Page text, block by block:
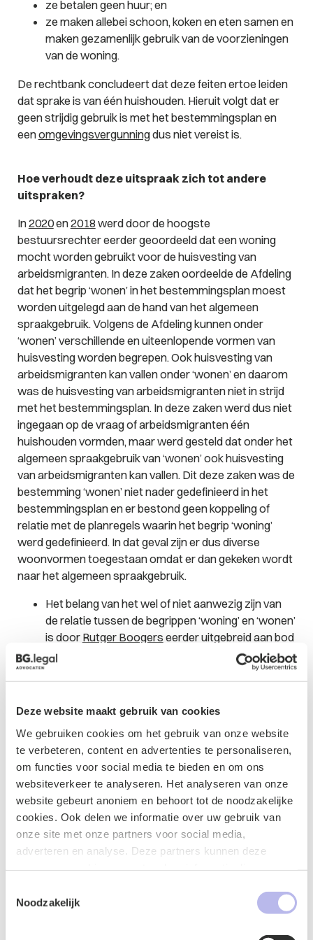
Deze website maakt gebruik van cookies
We gebruiken cookies om het gebruik van onze website
te verbeteren, content en advertenties te personaliseren,
om functies voor social media te bieden en om ons
websiteverkeer te analyseren. Het analyseren van onze
website gebeurt anoniem en behoort tot de noodzakelijke
cookies. Ook delen we informatie over uw gebruik van
onze site met onze partners voor social media,
adverteren en analyse. Deze partners kunnen deze
uw gebruik van hun services.
Noodzakelijk
ze betalen geen huur; en
ze maken allebei schoon, koken en eten samen en
maken gezamenlijk gebruik van de voorzieningen
van de woning.
De rechtbank concludeert dat deze feiten ertoe leiden
dat sprake is van één huishouden. Hieruit volgt dat er
geen strijdig gebruik is met het bestemmingsplan en
eenomgevingsvergunningdus niet vereist is.
Hoe verhoudt deze uitspraak zich tot andere
uitspraken?
In2020en2018 werd door de hoogste
bestuursrechter eerder geoordeeld dat een woning
mocht worden gebruikt voor de huisvesting van
arbeidsmigranten. In deze zaken oordeelde de Afdeling
dat het begrip ‘wonen’ in het bestemmingsplan moest
worden uitgelegd aan de hand van het algemeen
spraakgebruik. Volgens de Afdeling kunnen onder
‘wonen’ verschillende en uiteenlopende vormen van
huisvesting worden begrepen. Ook huisvesting van
arbeidsmigranten kan vallen onder ‘wonen’ en daarom
was de huisvesting van arbeidsmigranten niet in strijd
met het bestemmingsplan. In deze zaken werd dus niet
ingegaan op de vraag of arbeidsmigranten één
huishouden vormden, maar werd gesteld dat onder het
algemeen spraakgebruik van ‘wonen’ ook huisvesting
van arbeidsmigranten kan vallen. Dit deze zaken was de
bestemming ‘wonen’ niet nader gedefinieerd in het
bestemmingsplan en er bestond geen koppeling of
relatie met de planregels waarin het begrip ‘woning’
werd gedefinieerd. In dat geval zijn er dus diverse
woonvormen toegestaan omdat er dan gekeken wordt
naar het algemeen spraakgebruik.
Het belang van het wel of niet aanwezig zijn van
de relatie tussen de begrippen ‘woning’ en ‘wonen’
is door Rutger Boogerseerder uitgebreid aan bod
gekomen in
Het voorgaande is dus anders in de zaak die hierboven
is toegelicht. In dat geval is immers wél in het
bestemmingsplan opgenomen dat de woning bestemd
is voor één huishouden. Over het algemeen oordeelt de
Afdeling in deze gevallen dat arbeidsmigranten geen
huishouden vormen. Zo is in de volgende zaken het
argument verworpen dat arbeidsmigranten samen één
huishouden kunnen vormen.
Huisvesting van seizoenarbeiders is niet op één
lijn te stelen met het begrip ‘huishouden’. Er is
namelijk geen sprake van